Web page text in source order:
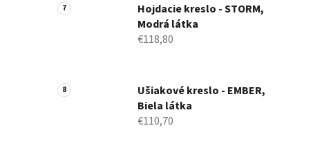
Hojdacie kreslo - STORM,
Modrá látka
€118,80
Ušiakové kreslo - EMBER,
Biela látka
€110,70